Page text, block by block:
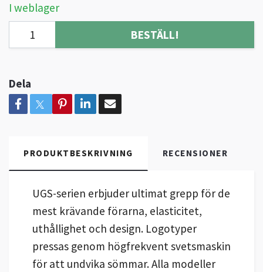
I weblager
BESTÄLL!
Dela
PRODUKTBESKRIVNING RECENSIONER
UGS-serien erbjuder ultimat grepp för de
mest krävande förarna, elasticitet,
uthållighet och design. Logotyper
pressas genom högfrekvent svetsmaskin
för att undvika sömmar. Alla modeller